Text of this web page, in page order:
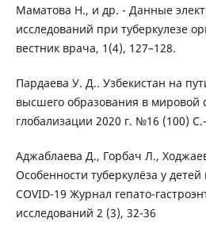
Маматова Н., и др. - Данные
исследований при туберкулезе
вестник врача, 1(4), 127–128.
Пардаева У. Д.. Узбекистан на
высшего образования в мировой
глобализации 2020 г. №16 (100)
Аджаблаева Д., Горбач Л.,
Особенности туберкулёза у
COVID-19 Журнал гепато-
исследований 2 (3), 32-36